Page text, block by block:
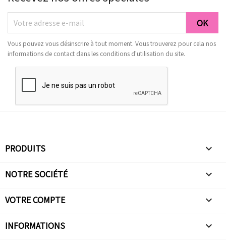
Vous pouvez vous désinscrire à tout moment. Vous trouverez pour cela nos
informations de contact dans les conditions d'utilisation du site.
PRODUITS 
NOTRE SOCIÉTÉ 
VOTRE COMPTE 
INFORMATIONS keyboard_arrow_down